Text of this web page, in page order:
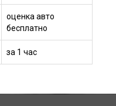
оценка авто
бесплатно
за 1 час